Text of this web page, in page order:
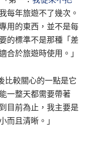
每年旅遊不了幾次。
用的東西，並不是每
的標準不是那種「差
合於旅遊時使用。」
比較關心的一點是它
一整天都需要帶著
目前為止，我主要是
而且清晰。」